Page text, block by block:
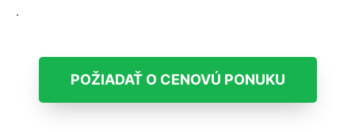
.
POŽIADAŤ O CENOVÚ PONUKU